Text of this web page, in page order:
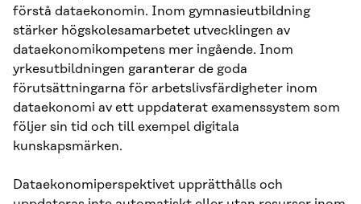
förstå dataekonomin. Inom gymnasieutbildning
stärker högskolesamarbetet utvecklingen av
dataekonomikompetens mer ingående. Inom
yrkesutbildningen garanterar de goda
förutsättningarna för arbetslivsfärdigheter inom
dataekonomi av ett uppdaterat examenssystem som
följer sin tid och till exempel digitala
kunskapsmärken.
Dataekonomiperspektivet upprätthålls och